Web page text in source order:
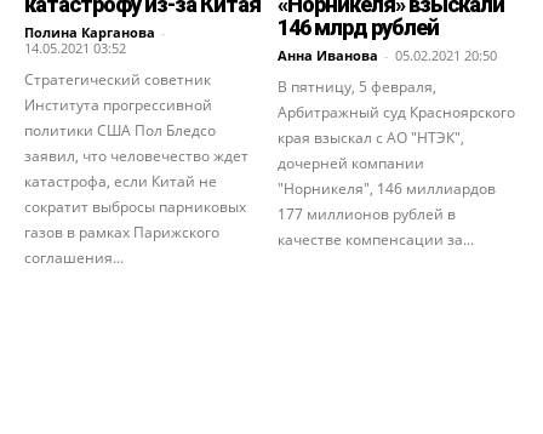
Полина Карганова -
14.05.2021 03:52
Стратегический советник
Института прогрессивной
политики США Пол Бледсо
заявил, что человечество ждет
катастрофа, если Китай не
сократит выбросы парниковых
газов в рамках Парижского
соглашения...
146 млрд рублей
Анна Иванова - 05.02.2021 20:50
В пятницу, 5 февраля,
Арбитражный суд Красноярского
края взыскал с АО "НТЭК",
дочерней компании
"Норникеля", 146 миллиардов
177 миллионов рублей в
качестве компенсации за...